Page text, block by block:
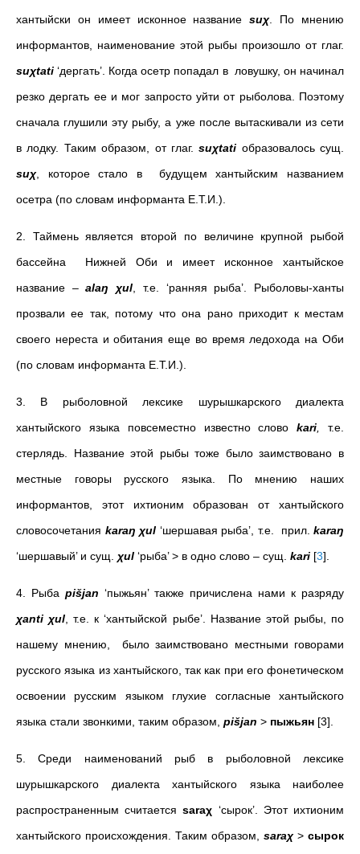
хантыйски он имеет исконное названиеsuχ. По мнению
информантов, наименование этой рыбы произошло от глаг.
suχtati‘дергать’. Когда осетр попадал в ловушку, он начинал
резко дергать ее и мог запросто уйти от рыболова. Поэтому
сначала глушили эту рыбу, а уже после вытаскивали из сети
в лодку. Таким образом, от глаг.suχtati образовалось сущ.
suχ, которое стало в будущем хантыйским названием
осетра (по словам информанта Е.Т.И. ).
2. Таймень является второй по величине крупной рыбой
бассейна Нижней Оби и имеет исконное хантыйское
название –alaŋ χul , т.е. ‘ранняя рыба’. Рыболовы-ханты
прозвали ее так, потому что она рано приходит к местам
своего нереста и обитания еще во время ледохода на Оби
(по словам информанта Е.Т.И. ).
3. В рыболовной лексике шурышкарского диалекта
хантыйского языка повсеместно известно словоkari
т.е.
стерлядь. Название этой рыбы тоже было заимствовано в
местные говоры русского языка. По мнению наших
информантов, этот ихтионим образован от хантыйского
словосочетания karaŋ χul ‘шершавая рыба’, т.е. прил. karaŋ
‘шершавый’ и сущ. χul ‘рыба’ > в одно слово – сущ. kari [3]
4. Рыба pišjan ‘пыжьян’ также причислена нами к разряду
χanti χul , т.е. к ‘хантыйской рыбе’. Название этой рыбы, по
нашему мнению, было заимствовано местными говорами
русского языка из хантыйского, так как при его фонетическом
освоении русским языком глухие согласные хантыйского
языка стали звонкими, таким образом, pišjan > пыжьян [3].
5. Среди наименований рыб в рыболовной лексике
шурышкарского диалекта хантыйского языка наиболее
распространенным считаетсяsaraχ ‘сырок’. Этот ихтионим
хантыйского происхождения. Таким образом, saraχ > сырок